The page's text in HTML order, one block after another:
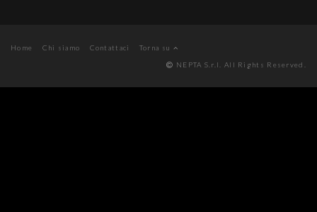
Home Chi siamo Contattaci
Torna su
NEPTA S.r.l. All Rights Reserved.